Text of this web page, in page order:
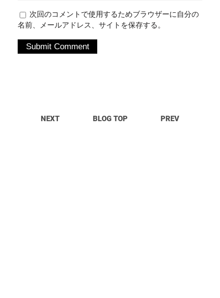
次回のコメントで使用するためブラウザーに自分の
名前、メールアドレス、サイトを保存する。
NEXT BLOG TOP PREV